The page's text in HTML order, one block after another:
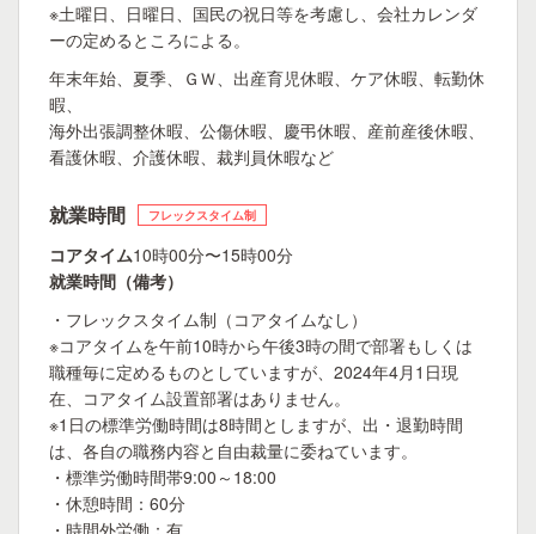
※土曜日、日曜日、国民の祝日等を考慮し、会社カレンダ
ーの定めるところによる。
年末年始、夏季、ＧＷ、出産育児休暇、ケア休暇、転勤休
暇、
海外出張調整休暇、公傷休暇、慶弔休暇、産前産後休暇、
看護休暇、介護休暇、裁判員休暇など
就業時間 フレックスタイム制
コアタイム10時00分〜15時00分
就業時間（備考）
・フレックスタイム制（コアタイムなし）
※コアタイムを午前10時から午後3時の間で部署もしくは
職種毎に定めるものとしていますが、2024年4月1日現
在、コアタイム設置部署はありません。
※1日の標準労働時間は8時間としますが、出・退勤時間
は、各自の職務内容と自由裁量に委ねています。
・標準労働時間帯9:00～18:00
・休憩時間：60分
・時間外労働：有